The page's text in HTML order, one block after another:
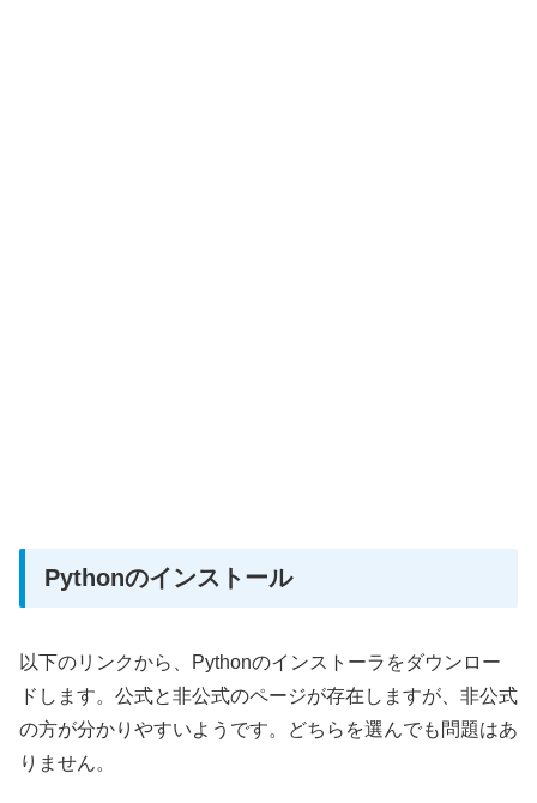
Pythonのインストール
以下のリンクから、Pythonのインストーラをダウンロー
ドします。公式と非公式のページが存在しますが、非公式
の方が分かりやすいようです。どちらを選んでも問題はあ
りません。